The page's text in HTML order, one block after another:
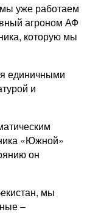
уже работаем
агроном АФ
которую мы
единичными
и
«Южной»
он
мы
–